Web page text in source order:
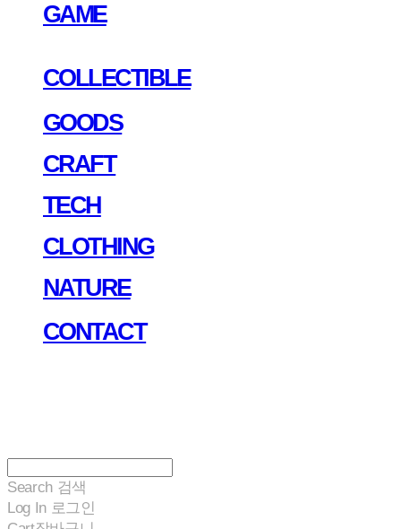
GAME
COLLECTIBLE
GOODS
CRAFT
TECH
CLOTHING
NATURE
CONTACT
Search 검색
Log In 로그인